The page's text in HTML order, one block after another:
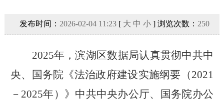
发布时间： 2026-02-04 11:23[ 大 中 小] 浏览次数： 250
2025年，滨湖区数据局认真贯彻中共中
央、国务院《法治政府建设实施纲要（2021
－ 2025年）》中共中央办公厅、国务院办公